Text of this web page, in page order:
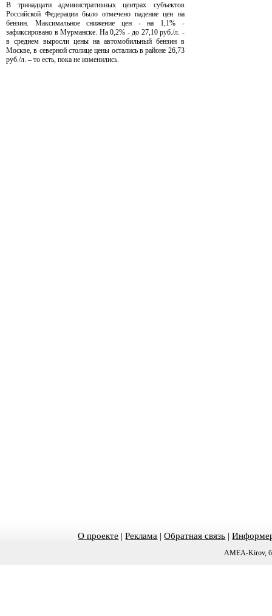
В тринадцати административных центрах субъектов
Российской Федерации было отмечено падение цен на
бензин. Максимальное снижение цен - на 1,1% -
зафиксировано в Мурманске. На 0,2% - до 27,10 руб./л. -
в среднем выросли цены на автомобильный бензин в
Москве, в северной столице цены остались в районе 26,73
руб./л. – то есть, пока не изменились.
О проекте |Реклама |Обратная связь |
AMEA-Kirov,